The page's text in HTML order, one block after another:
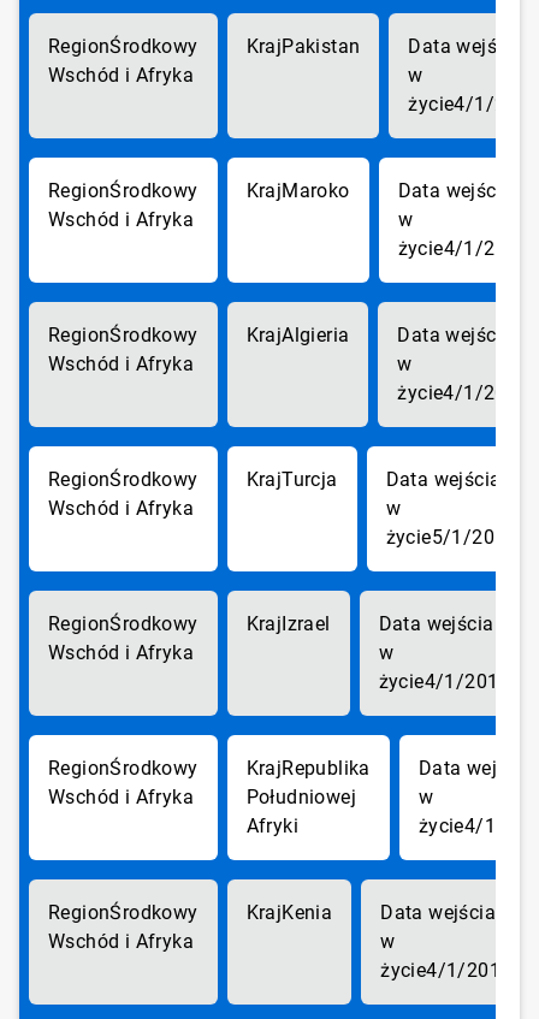
Środkowy
Wschód i Afryka
Pakistan
4/1/2018
Środkowy
Wschód i Afryka
Maroko
4/1/2018
Środkowy
Wschód i Afryka
Algieria
4/1/2018
Środkowy
Wschód i Afryka
Turcja
5/1/2018
Środkowy
Wschód i Afryka
Izrael
4/1/2018
Środkowy
Wschód i Afryka
Republika
Południowej
Afryki
4/1/
Środkowy
Wschód i Afryka
Kenia
4/1/2018